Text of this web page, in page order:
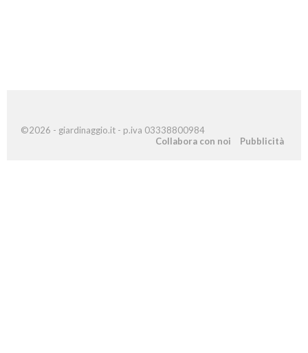
©2026 - giardinaggio.it - p.iva 03338800984
Collabora con noi
Pubblicità